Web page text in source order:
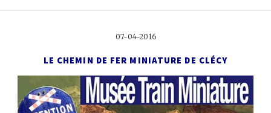
07-04-2016
LE CHEMIN DE FER MINIATURE DE CLÉCY